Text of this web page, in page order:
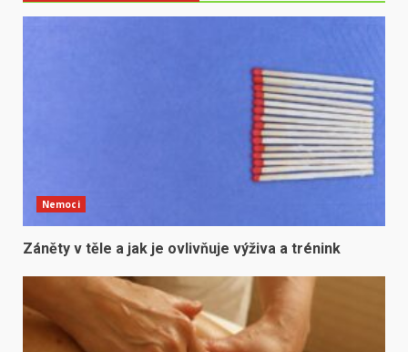
Nemoci
Záněty v těle a jak je ovlivňuje výživa a trénink